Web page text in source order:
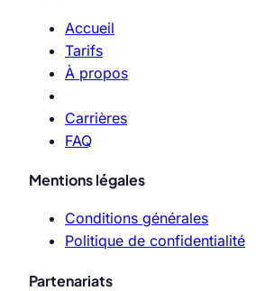
Accueil
Tarifs
À propos
Carrières
FAQ
Mentions légales
Conditions générales
Politique de confidentialité
Partenariats